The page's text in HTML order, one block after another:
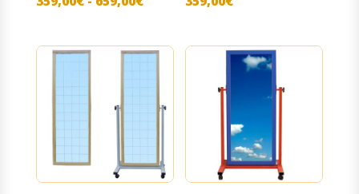
precios:
hasta